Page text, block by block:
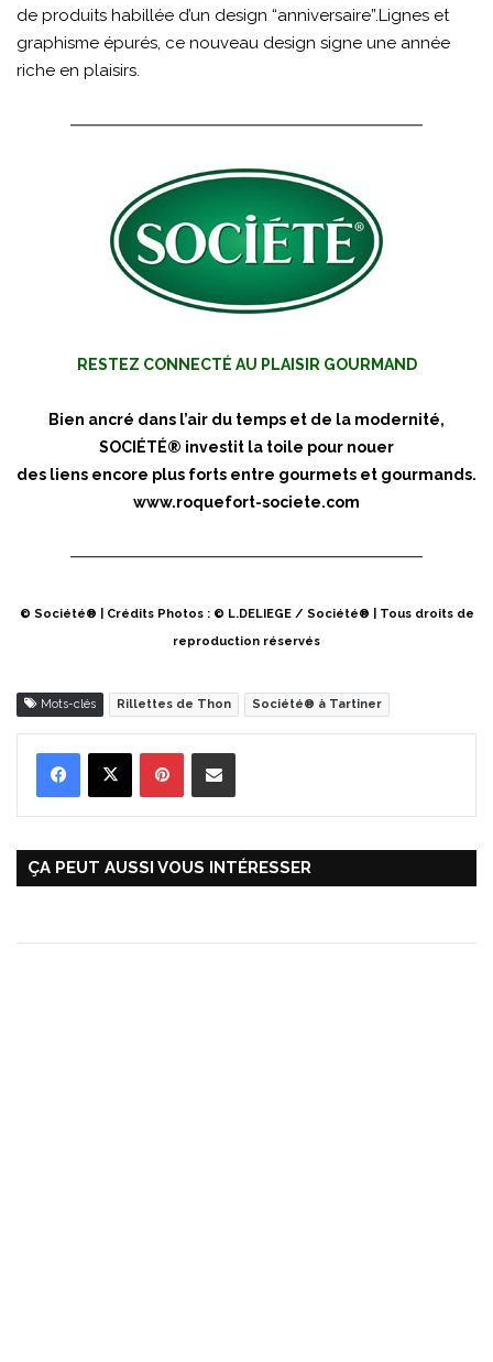
de produits habillée d’un design “anniversaire”.Lignes et
graphisme épurés, ce nouveau design signe une année
riche en plaisirs.
RESTEZ CONNECTÉ AU PLAISIR GOURMAND
Bien ancré dans l’air du temps et de la modernité,
SOCIÉTÉ® investit la toile pour nouer
des liens encore plus forts entre gourmets et gourmands.
www.roquefort-societe.com
© Société® | Crédits Photos : © L.DELIEGE / Société® | Tous droits de
reproduction réservés
Mots-clés Rillettes de Thon Société® à Tartiner
ÇA PEUT AUSSI VOUS INTÉRESSER